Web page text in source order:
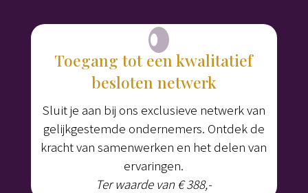
Toegang tot een kwalitatief
besloten netwerk
Sluit je aan bij ons exclusieve netwerk van
gelijkgestemde ondernemers. Ontdek de
kracht van samenwerken en het delen van
ervaringen.
Ter waarde van € 388,-